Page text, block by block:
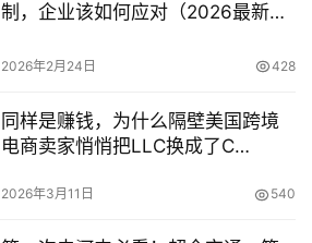
制，企业该如何应对（2026最新解
2026年2月24日 428
同样是赚钱，为什么隔壁美国跨境
电商卖家悄悄把LLC换成了C
2026年3月11日 540